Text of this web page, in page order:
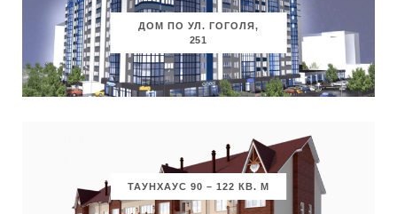
ДОМ ПО УЛ. ГОГОЛЯ,
251
ТАУНХАУС 90 – 122 КВ. М